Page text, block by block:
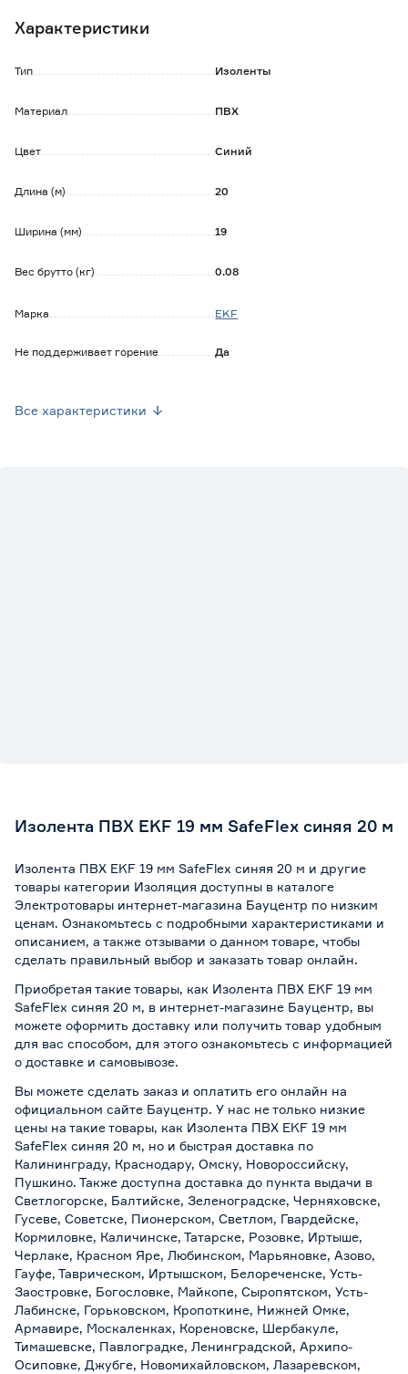
- устойчивость к УФ-излучению;
Характеристики
Тип Изоленты
Материал ПВХ
Цвет Синий
Длина (м) 20
Ширина (мм) 19
Вес брутто (кг) 0.08
Марка EKF
Не поддерживает горение Да
Все характеристики
Изолента ПВХ EKF 19 мм SafeFlex синяя 20 м
Изолента ПВХ EKF 19 мм SafeFlex синяя 20 м и другие
товары категории Изоляция доступны в каталоге
Электротовары интернет-магазина Бауцентр по низким
ценам. Ознакомьтесь с подробными характеристиками и
описанием, а также отзывами о данном товаре, чтобы
сделать правильный выбор и заказать товар онлайн.
Приобретая такие товары, как Изолента ПВХ EKF 19 мм
SafeFlex синяя 20 м, в интернет-магазине Бауцентр, вы
можете оформить доставку или получить товар удобным
для вас способом, для этого ознакомьтесь с информацией
о доставке и самовывозе.
Вы можете сделать заказ и оплатить его онлайн на
официальном сайте Бауцентр. У нас не только низкие
цены на такие товары, как Изолента ПВХ EKF 19 мм
SafeFlex синяя 20 м, но и быстрая доставка по
Калининграду, Краснодару, Омску, Новороссийску,
Пушкино. Также доступна доставка до пункта выдачи в
Светлогорске, Балтийске, Зеленоградске, Черняховске,
Гусеве, Советске, Пионерском, Светлом, Гвардейске,
Кормиловке, Каличинске, Татарске, Розовке, Иртыше,
Черлаке, Красном Яре, Любинском, Марьяновке, Азово,
Гауфе, Таврическом, Иртышском, Белореченске, Усть-
Заостровке, Богословке, Майкопе, Сыропятском, Усть-
Лабинске, Горьковском, Кропоткине, Нижней Омке,
Армавире, Москаленках, Кореновске, Шербакуле,
Тимашевске, Павлоградке, Ленинградской, Архипо-
Осиповке, Джубге, Новомихайловском, Лазаревском,